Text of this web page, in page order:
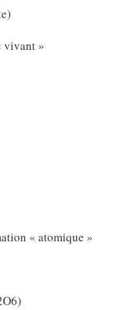
vivant »
« atomique »